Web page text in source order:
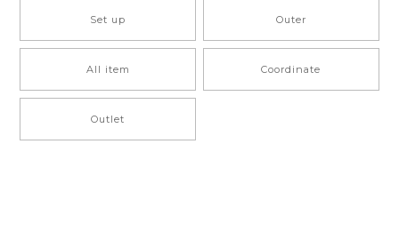
Set up Outer
All item Coordinate
Outlet